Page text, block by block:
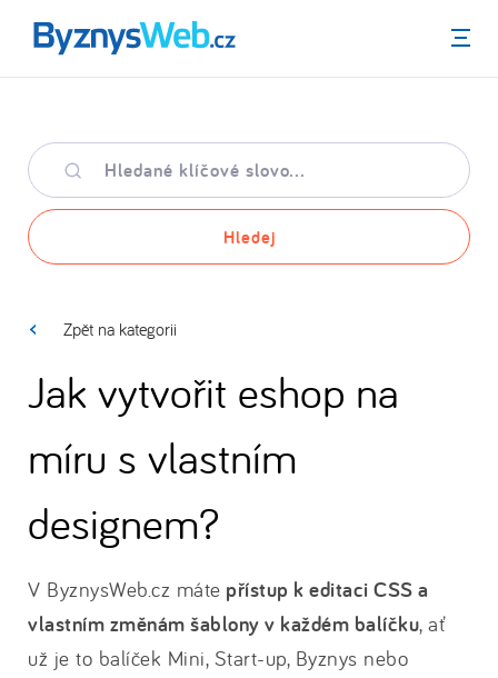
Menu
Hledané
klíčové
slovo
Hledej
Zpět na kategorii
Jak vytvořit eshop na
míru s vlastním
designem?
V ByznysWeb.cz máte přístup k editaci CSS a
vlastním změnám šablony v každém balíčku, ať
už je to balíček Mini, Start-up, Byznys nebo